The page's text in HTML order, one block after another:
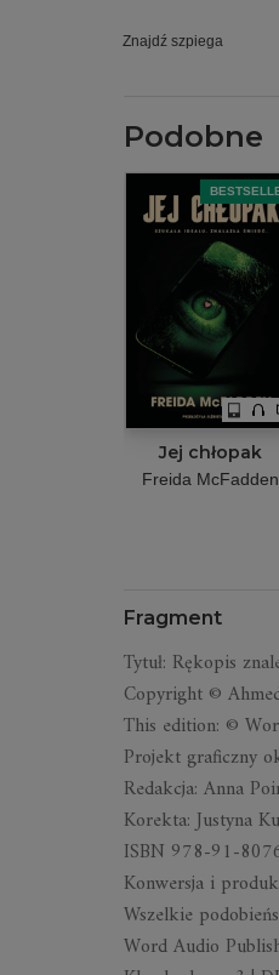
Znajdź szpiega
Podobne
Jej chłopak
Freida McFadden
Fragment
Ty­tuł: Rę­ko­pis
Co­py­ri­ght ©
This edi­tion: ©
Pro­jekt gra­ficzny
Re­dak­cja: Anna
Ko­rekta: Ju­styna
ISBN 978-91-
Kon­wer­sja i
Wszel­kie
Word Au­dio